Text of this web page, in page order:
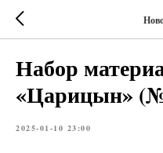
Набор
«Царицын»
2025-01-10 23:00